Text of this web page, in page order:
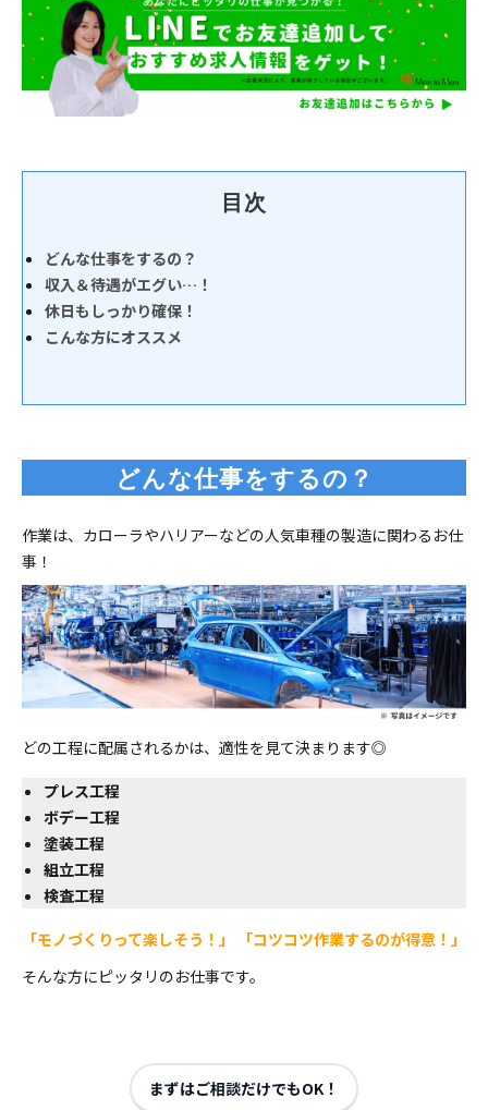
目次
どんな仕事をするの？
収入＆待遇がエグい…！
休日もしっかり確保！
こんな方にオススメ
どんな仕事をするの？
作業は、カローラやハリアーなどの人気車種の製造に関わるお仕
事！
どの工程に配属されるかは、適性を見て決まります◎
プレス工程
ボデー工程
塗装工程
組立工程
検査工程
「モノづくりって楽しそう！」 「コツコツ作業するのが得意！」
そんな方にピッタリのお仕事です。
まずはご相談だけでもOK！